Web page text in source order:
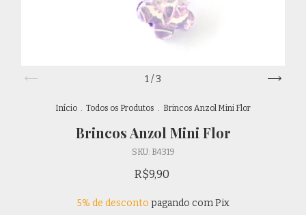
1/3
Início . Todos os Produtos . Brincos Anzol Mini Flor
Brincos Anzol Mini Flor
SKU: B4319
R$9,90
5% de desconto pagando com Pix